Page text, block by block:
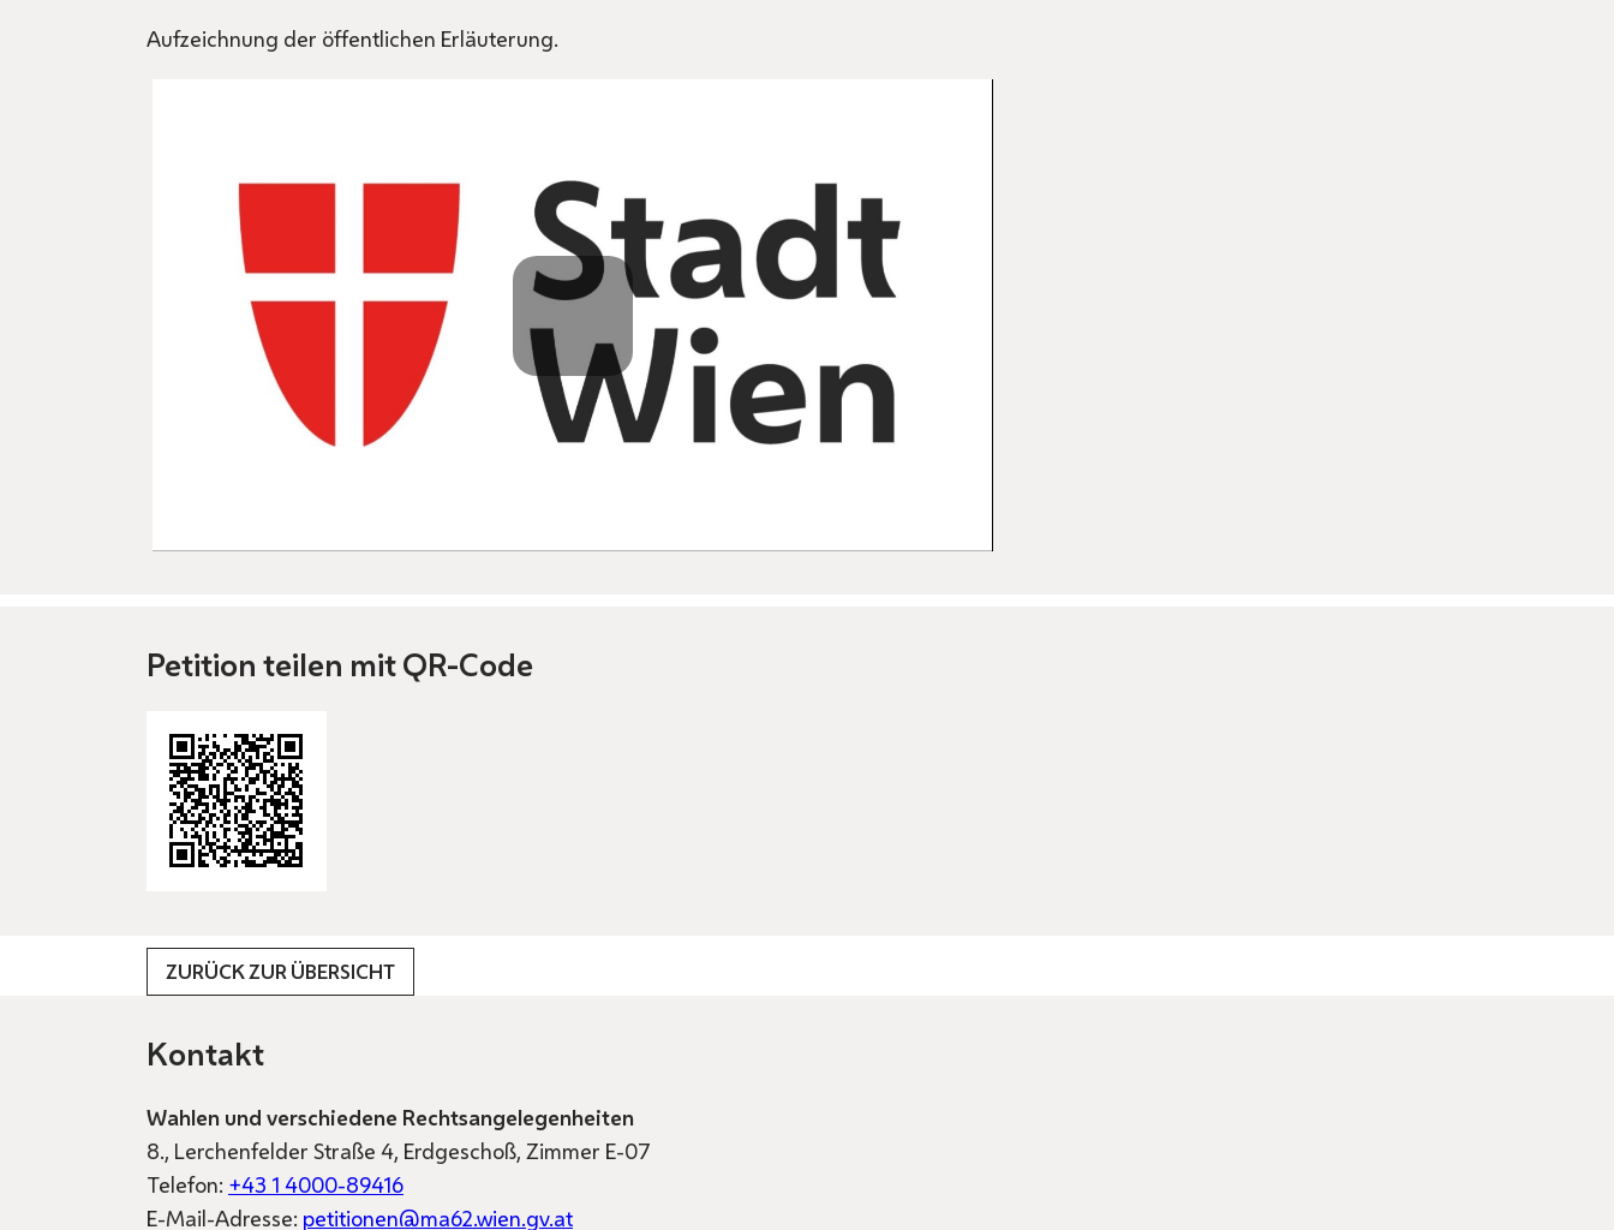
Aufzeichnung der öffentlichen Erläuterung.
Petition teilen mit QR-Code
ZURÜCK ZUR ÜBERSICHT
Kontakt
Wahlen und verschiedene Rechtsangelegenheiten
8., Lerchenfelder Straße 4, Erdgeschoß, Zimmer E-07
Telefon: +43 1 4000-89416
E-Mail-Adresse: petitionen@ma62.wien.gv.at